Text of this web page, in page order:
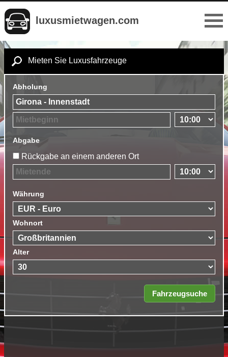
luxusmietwagen.com
Mieten Sie Luxusfahrzeuge
Abholung
Abgabe
Rückgabe an einem anderen Ort
Währung
Wohnort
Alter